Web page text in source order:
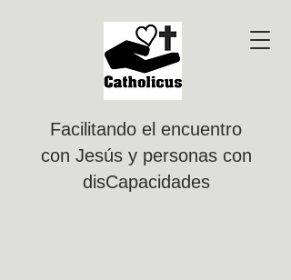
Facilitando el encuentro
con Jesús y personas con
disCapacidades